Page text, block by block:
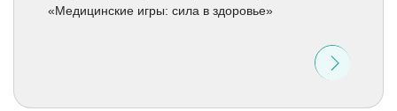
«Медицинские игры: сила в здоровье»